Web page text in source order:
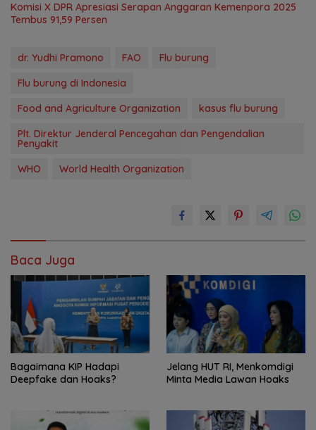
Komisi X DPR Apresiasi Serapan Anggaran Kemenpora 2025
Tembus 91,59 Persen
dr. Yudhi Pramono FAO
Flu burung
Flu burung di Indonesia
Food and Agriculture Organization
kasus flu burung
Plt. Direktur Jenderal Pencegahan dan Pengendalian
Penyakit
WHO
World Health Organization
Baca Juga
Bagaimana KIP Hadapi
Deepfake dan Hoaks?
Jelang HUT RI, Menkomdigi
Minta Media Lawan Hoaks